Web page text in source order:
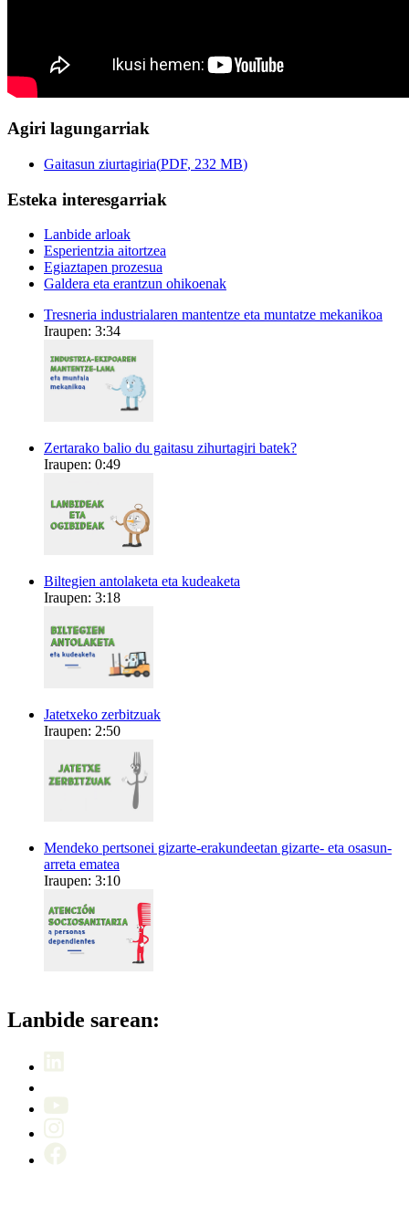
Agiri lagungarriak
Gaitasun ziurtagiria(PDF, 232 MB)
Esteka interesgarriak
Lanbide arloak
Esperientzia aitortzea
Egiaztapen prozesua
Galdera eta erantzun ohikoenak
Tresneria industrialaren mantentze eta muntatze mekanikoa
Iraupen: 3:34
Zertarako balio du gaitasu zihurtagiri batek?
Iraupen: 0:49
Biltegien antolaketa eta kudeaketa
Iraupen: 3:18
Jatetxeko zerbitzuak
Iraupen: 2:50
Mendeko pertsonei gizarte-erakundeetan gizarte- eta osasun-
arreta ematea
Iraupen: 3:10
Lanbide sarean: